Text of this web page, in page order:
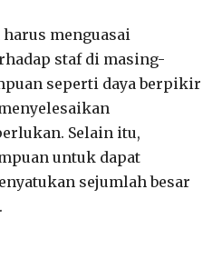
menguasai
staf di masing-
seperti daya berpikir
Selain itu,
untuk dapat
sejumlah besar